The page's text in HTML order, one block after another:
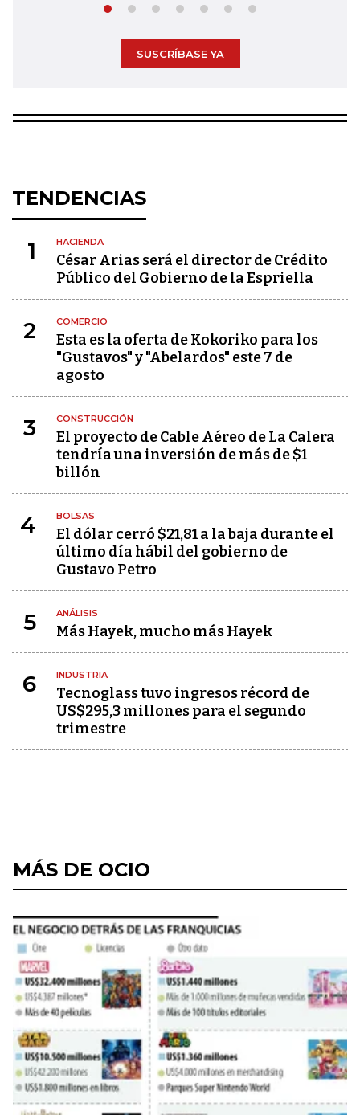
SUSCRÍBASE YA
TENDENCIAS
1 HACIENDA
César Arias será el director de Crédito
Público del Gobierno de la Espriella
2 COMERCIO
Esta es la oferta de Kokoriko para los
"Gustavos" y "Abelardos" este 7 de
agosto
3 CONSTRUCCIÓN
El proyecto de Cable Aéreo de La Calera
tendría una inversión de más de $1
billón
4 BOLSAS
El dólar cerró $21,81 a la baja durante el
último día hábil del gobierno de
Gustavo Petro
5 ANÁLISIS
Más Hayek, mucho más Hayek
6 INDUSTRIA
Tecnoglass tuvo ingresos récord de
US$295,3 millones para el segundo
trimestre
MÁS DE OCIO